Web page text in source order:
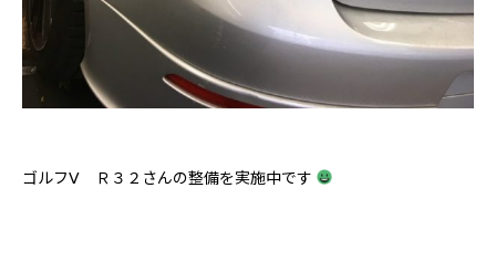
ゴルフⅤ Ｒ３２さんの整備を実施中です